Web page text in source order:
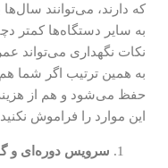
که دارند، می‌توانند
به سایر دستگاه‌ها کمتر
نکات نگهداری می‌تواند
به همین ترتیب اگر شما
حفظ می‌شود و هم از
این موارد را فراموش
سرویس دوره‌ای و